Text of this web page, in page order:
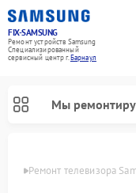
FIX-SAMSUNG
Ремонт устройств Samsung
Специализированный
cервисный центр г.Барнаул
Мы
Ремонт телевизора